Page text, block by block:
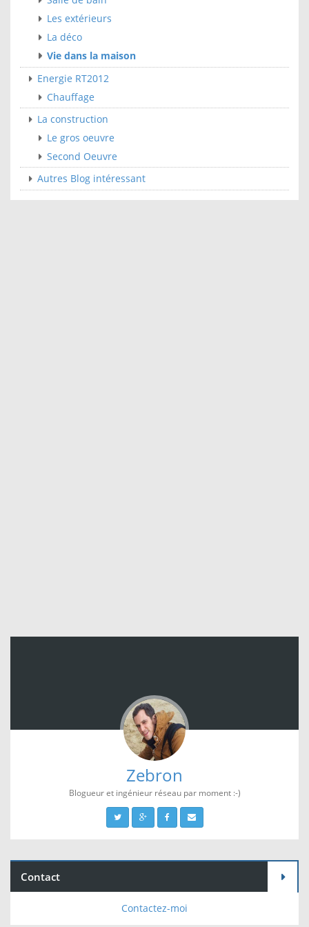
Les extérieurs
La déco
Vie dans la maison
Energie RT2012
Chauffage
La construction
Le gros oeuvre
Second Oeuvre
Autres Blog intéressant
Zebron
Blogueur et ingénieur réseau par moment :-)
Contact
Contactez-moi